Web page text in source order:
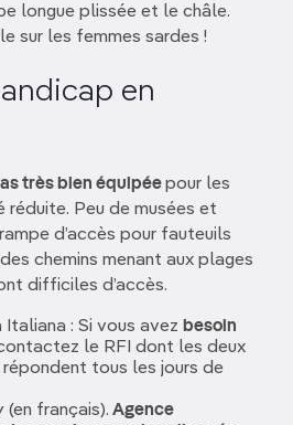
longue plissée et le châle.
sur les femmes sardes !
en
très bien équipéepour les
réduite. Peu de musées et
d’accès pour fauteuils
chemins menant aux plages
difficiles d’accès.
Italiana : Si vous avez besoin
le RFI dont les deux
répondent tous les jours de
français). Agence